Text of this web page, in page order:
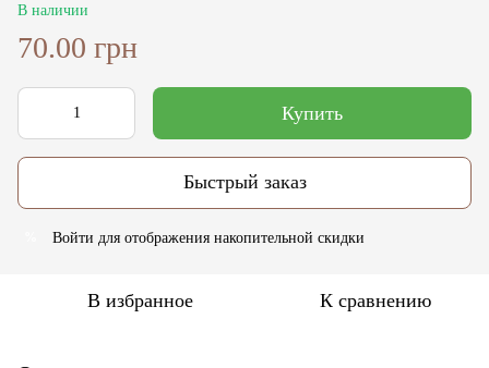
В наличии
70.00 грн
Купить
Быстрый заказ
Войти для отображения накопительной скидки
В избранное К сравнению